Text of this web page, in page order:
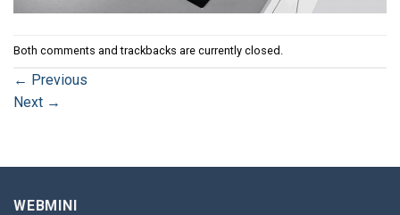
Both comments and trackbacks are currently closed.
← Previous
Next →
WEBMINI